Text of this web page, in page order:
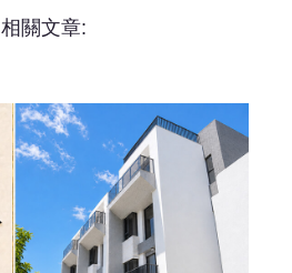
相關文章: